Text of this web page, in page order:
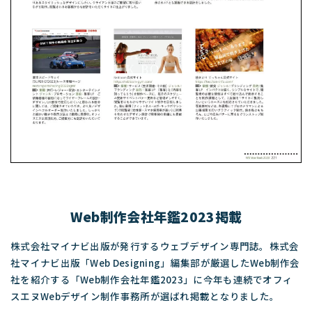
Web制作会社年鑑2023掲載
株式会社マイナビ出版が発行するウェブデザイン専門誌。株式会
社マイナビ出版「Web Designing」編集部が厳選したWeb制作会
社を紹介する「Web制作会社年鑑2023」に今年も連続でオフィ
スエヌWebデザイン制作事務所が選ばれ掲載となりました。